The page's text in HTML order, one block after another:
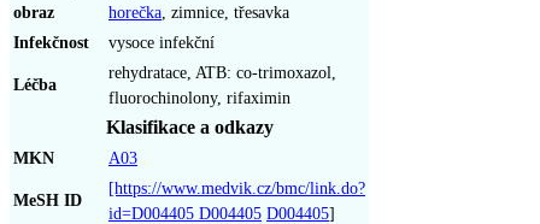
obraz
horečka , zimnice, třesavka
Infekčnost
vysoce infekční
Léčba
rehydratace, ATB: co-trimoxazol,
fluorochinolony, rifaximin
Klasifikace a odkazy
MKN A03
MeSH ID
[https://www.medvik.cz/bmc/link.do?
id=D004405 D004405 D004405]